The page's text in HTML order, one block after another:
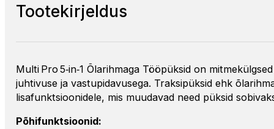
Tootekirjeldus
Multi Pro 5‑in‑1 Õlarihmaga Tööpüksid on
juhtivuse ja vastupidavusega. Traksipüksid ehk
lisafunktsioonidele, mis muudavad need püksid
Põhifunktsioonid: